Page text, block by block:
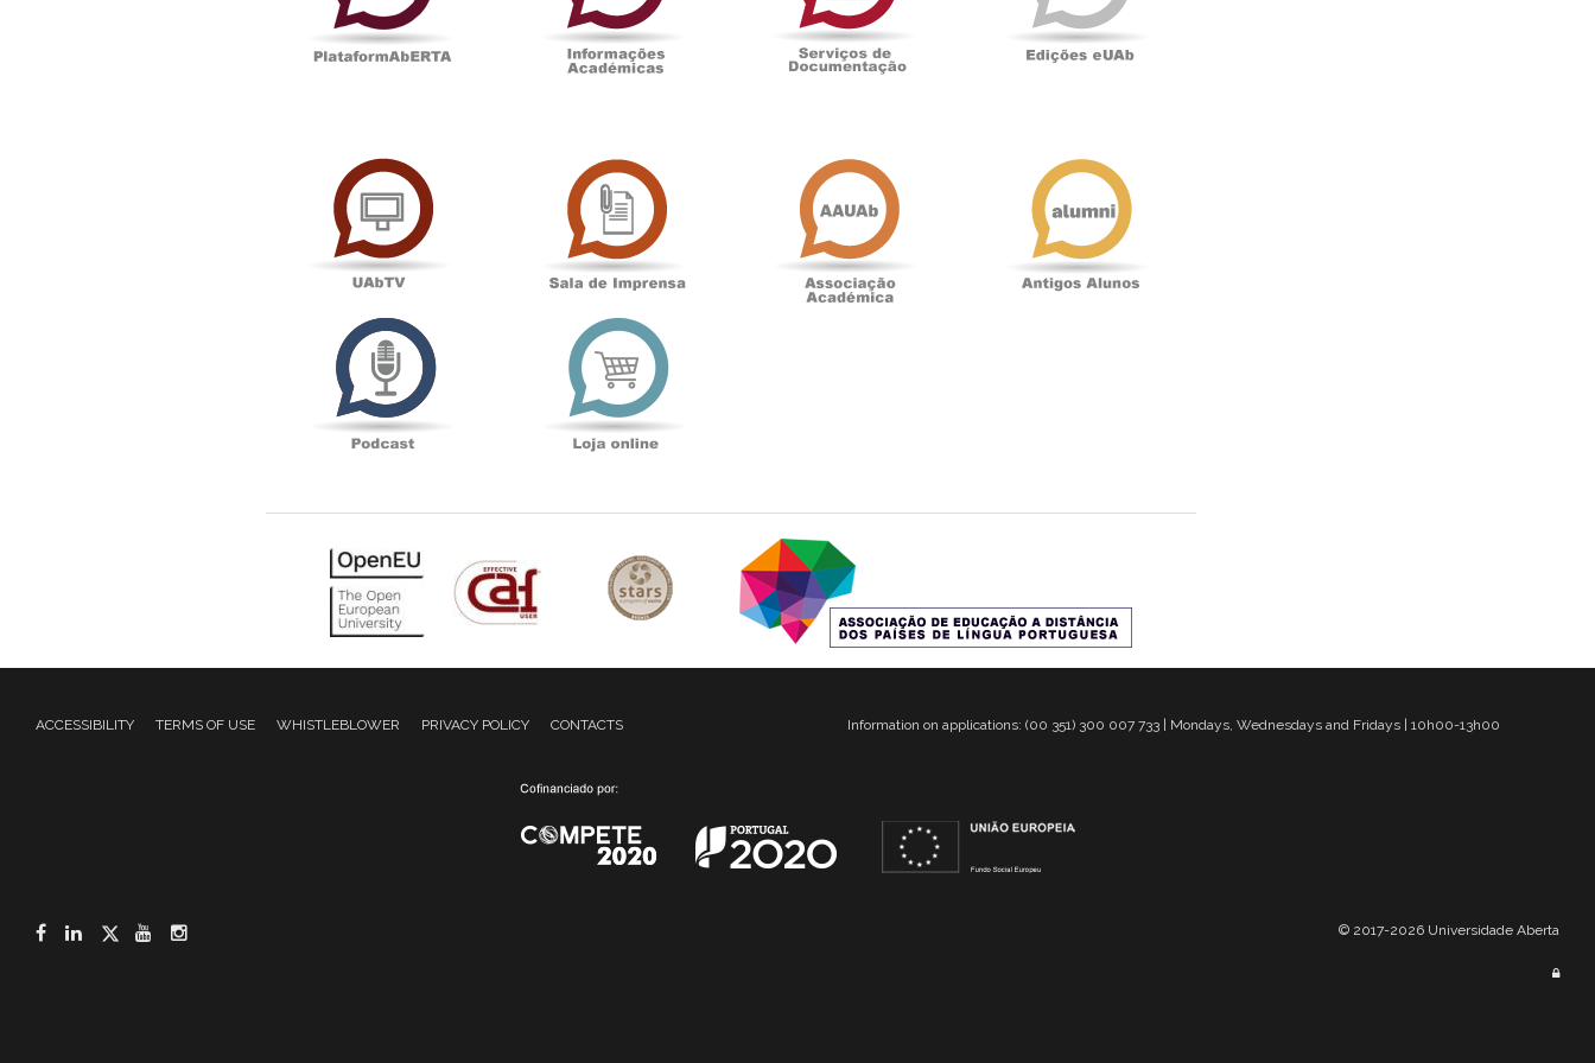
ACCESSIBILITY TERMS OF USE WHISTLEBLOWER PRIVACY POLICY CONTACTS Information on applications: (00 351) 300 007 733 | Mondays, Wednesdays and Fridays | 10h00-13h00
Facebook
LinkedIn
Twitter
YouTube © 2017-2026 Universidade Aberta